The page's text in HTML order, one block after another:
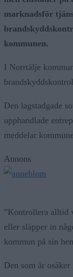
marknadsför
kommunen.
I Norrtälje
Den lagstadgade
upphandlade
meddelar
Annons
”Kontrollera alltid
eller släpper in
kommun på sin
Den som är